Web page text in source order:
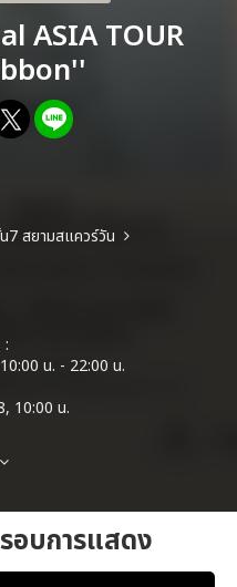
ASIA TOUR
7 สยามสแควร์วัน
น. - 22:00 น.
10:00 น.
อบการแสดง